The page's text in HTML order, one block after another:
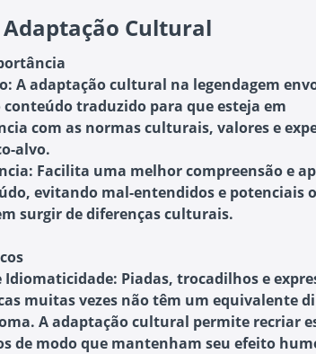
Cultural
: A adaptação cultural na legendagem
traduzido para que esteja em
com as normas culturais, valores e
alvo.
: Facilita uma melhor compreensão e
evitando mal-entendidos e potenciais
surgir de diferenças culturais.
Idiomaticidade: Piadas, trocadilhos e
muitas vezes não têm um equivalente
A adaptação cultural permite recriar
de modo que mantenham seu efeito